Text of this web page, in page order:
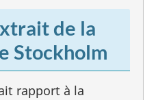
de la
Stockholm
rapport à la